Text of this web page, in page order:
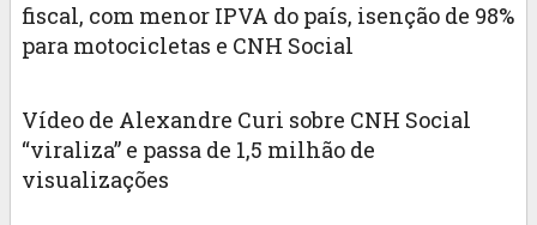
fiscal, com menor IPVA do país, isenção de 98%
para motocicletas e CNH Social
Vídeo de Alexandre Curi sobre CNH Social
“viraliza” e passa de 1,5 milhão de
visualizações